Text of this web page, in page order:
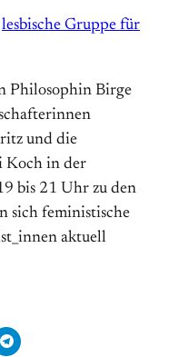
lesbische Gruppe für
Philosophin Birge
und die
Koch in der
bis 21 Uhr zu den
sich feministische
aktuell